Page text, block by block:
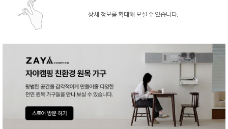
상세 정보를 확대해 보실 수 있습니다.